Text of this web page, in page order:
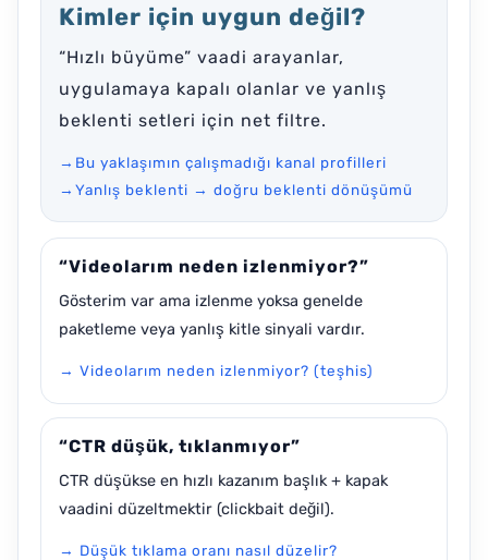
Kimler için uygun değil?
“Hızlı büyüme” vaadi arayanlar,
uygulamaya kapalı olanlar ve yanlış
beklenti setleri için net filtre.
→ Bu yaklaşımın çalışmadığı kanal profilleri
→ Yanlış beklenti → doğru beklenti dönüşümü
“Videolarım neden izlenmiyor?”
Gösterim var ama izlenme yoksa genelde
paketleme veya yanlış kitle sinyali vardır.
→ Videolarım neden izlenmiyor? (teşhis)
“CTR düşük, tıklanmıyor”
CTR düşükse en hızlı kazanım başlık + kapak
vaadini düzeltmektir (clickbait değil).
→ Düşük tıklama oranı nasıl düzelir?